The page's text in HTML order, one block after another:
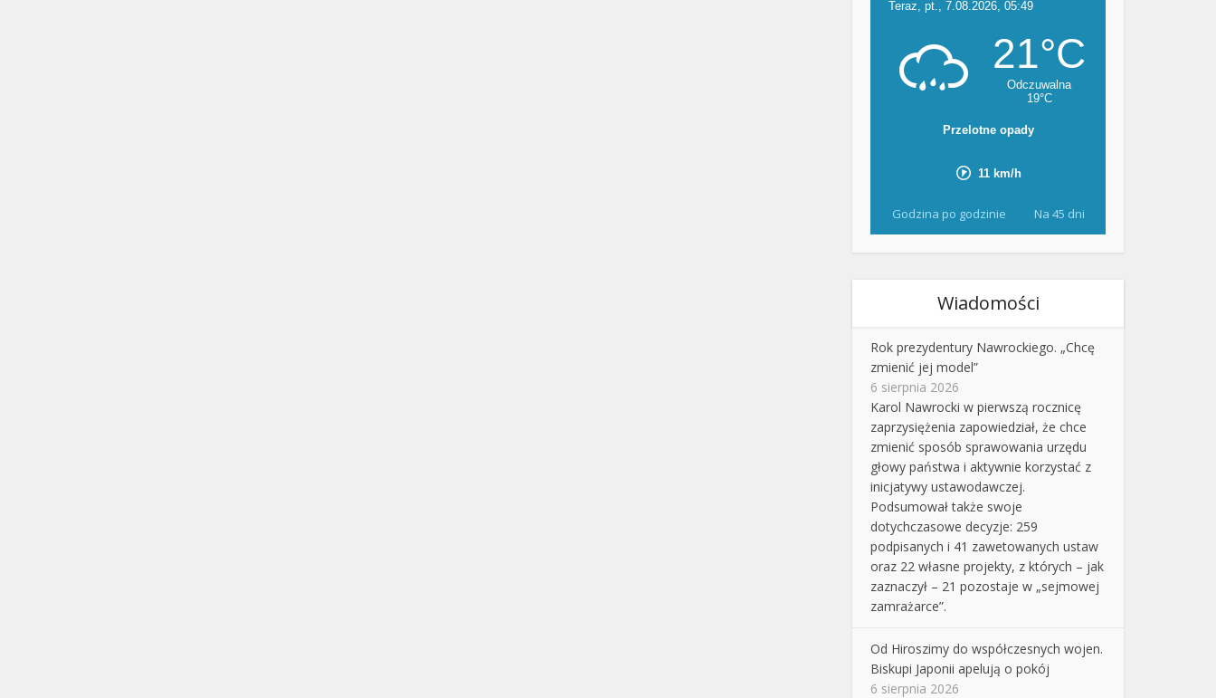
Godzina po godzinie Na 45 dni
Wiadomości
Rok prezydentury Nawrockiego. „Chcę
zmienić jej model”
6 sierpnia 2026
Karol Nawrocki w pierwszą rocznicę
zaprzysiężenia zapowiedział, że chce
zmienić sposób sprawowania urzędu
głowy państwa i aktywnie korzystać z
inicjatywy ustawodawczej.
Podsumował także swoje
dotychczasowe decyzje: 259
podpisanych i 41 zawetowanych ustaw
oraz 22 własne projekty, z których – jak
zaznaczył – 21 pozostaje w „sejmowej
zamrażarce”.
Od Hiroszimy do współczesnych wojen.
Biskupi Japonii apelują o pokój
6 sierpnia 2026